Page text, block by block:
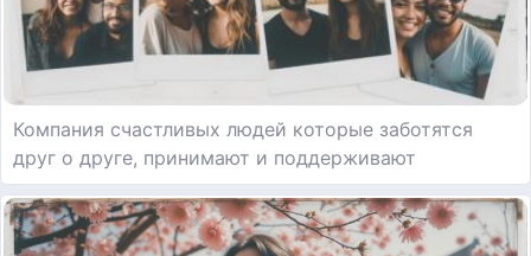
Компания счастливых людей которые заботятся
друг о друге, принимают и поддерживают